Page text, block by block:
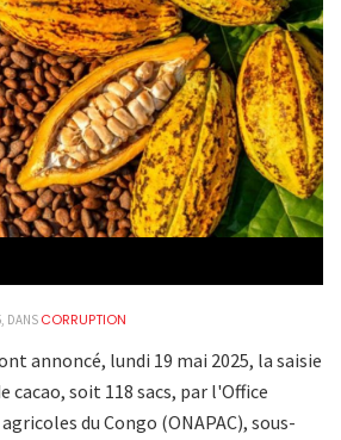
DANS CORRUPTION
annoncé, lundi 19 mai 2025, la saisie
cacao, soit 118 sacs, par l'Office
du Congo (ONAPAC), sous-